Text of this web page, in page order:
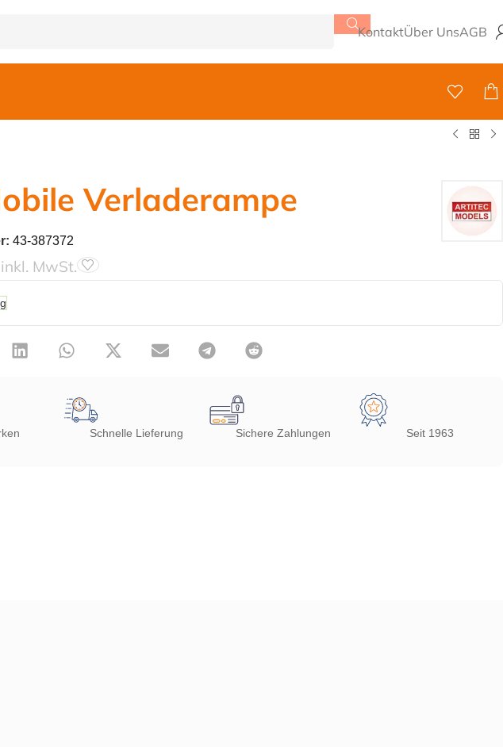
KontaktÜber UnsAGB
Verladerampe
43-387372
inkl. MwSt.
Schnelle Lieferung Sichere Zahlungen Seit 1963